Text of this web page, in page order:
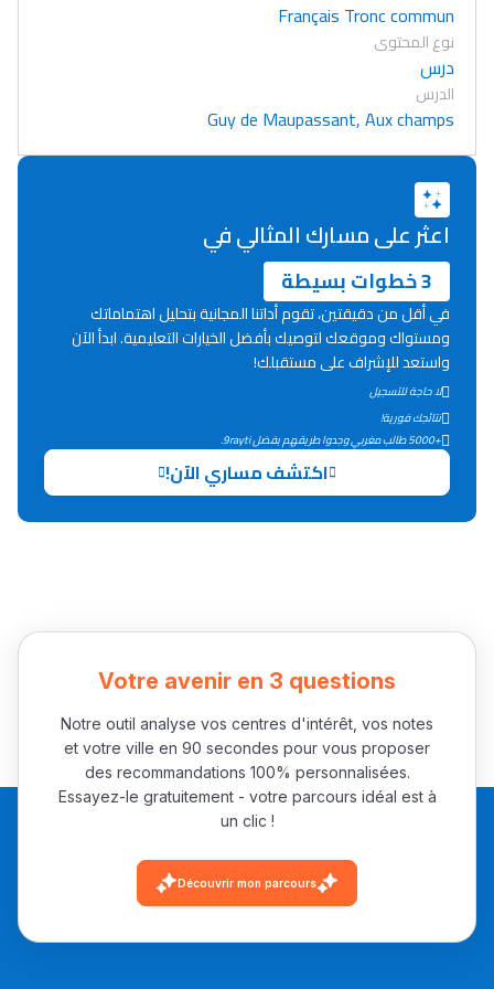
التعليم الثانوي التأهيلي
Collège au Maroc
Post-Bac
Interviews/Vidéos
+ de 89 Interviews/Vidéos
دليل المهن
Français Tronc commun
نوع المحتوى
درس
الدرس
Guy de Maupassant, Aux champs
اعثر على مسارك المثالي في
3 خطوات بسيطة
في أقل من دقيقتين، تقوم أداتنا المجانية بتحليل اهتماماتك
ومستواك وموقعك لتوصيك بأفضل الخيارات التعليمية. ابدأ الآن
واستعد للإشراف على مستقبلك!
لا حاجة للتسجيل
نتائجك فورية!
+5000 طالب مغربي وجدوا طريقهم بفضل 9rayti.
اكتشف مساري الآن!
Votre avenir en 3 questions
Notre outil analyse vos centres d'intérêt, vos notes
et votre ville en 90 secondes pour vous proposer
des recommandations 100% personnalisées.
Essayez-le gratuitement - votre parcours idéal est à
un clic !
Découvrir mon parcours